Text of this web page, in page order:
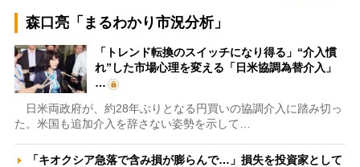
森口亮「まるわかり市況分析」
「トレンド転換のスイッチになり得る」“介入慣
れ”した市場心理を変える「日米協調為替介入」
…
日米両政府が、約28年ぶりとなる円買いの協調介入に踏み切っ
た。米国も追加介入を辞さない姿勢を示して…
「キオクシア急落で含み損が膨らんで…」損失を投資家として